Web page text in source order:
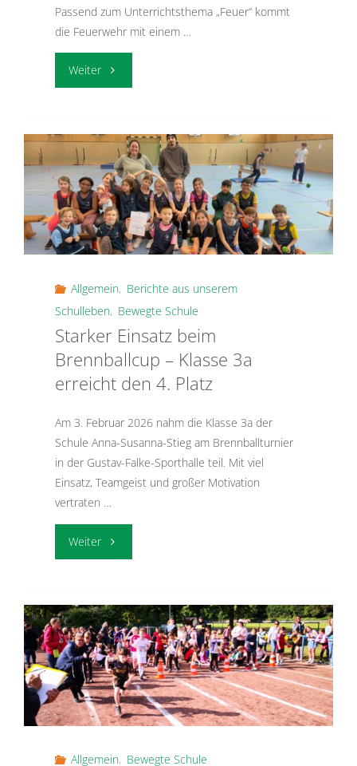
Passend zum Unterrichtsthema „Feuer“ kommt
die Feuerwehr mit einem …
Weiter"Besuch
Freiwilligen
Feuerwehr
Schnelsen"
Allgemein, Berichte aus unserem
Schulleben, Bewegte Schule
Starker Einsatz beim
Brennballcup – Klasse 3a
erreicht den 4. Platz
Am 3. Februar 2026 nahm die Klasse 3a der
Schule Anna-Susanna-Stieg am Brennballturnier
in der Gustav-Falke-Sporthalle teil. Mit viel
Einsatz, Teamgeist und großer Motivation
vertraten …
Weiter"Starker
beim
Brennballcup
–
Klasse
Allgemein, Bewegte Schule